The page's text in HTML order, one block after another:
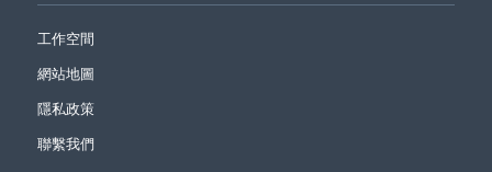
工作空間
網站地圖
隱私政策
聯繫我們